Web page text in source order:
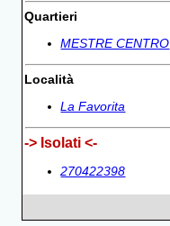
Quartieri
MESTRE CENTRO
Località
La Favorita
-> Isolati <-
270422398